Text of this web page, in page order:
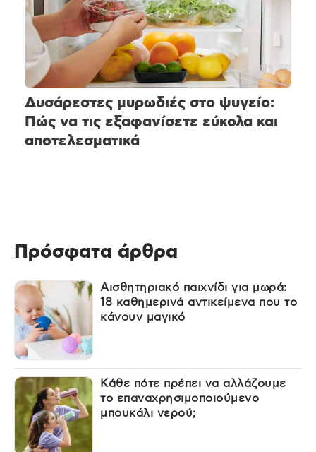
Δυσάρεστες μυρωδιές στο ψυγείο:
Πώς να τις εξαφανίσετε εύκολα και
αποτελεσματικά
Πρόσφατα άρθρα
Αισθητηριακό παιχνίδι για μωρά:
18 καθημερινά αντικείμενα που το
κάνουν μαγικό
Κάθε πότε πρέπει να αλλάζουμε
το επαναχρησιμοποιούμενο
μπουκάλι νερού;